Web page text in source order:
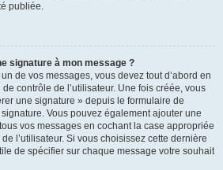
publiée.
signature à mon message ?
de vos messages, vous devez tout d’abord en
contrôle de l’utilisateur. Une fois créée, vous
une signature » depuis le formulaire de
Vous pouvez également ajouter une
vos messages en cochant la case appropriée
l’utilisateur. Si vous choisissez cette dernière
de spécifier sur chaque message votre souhait